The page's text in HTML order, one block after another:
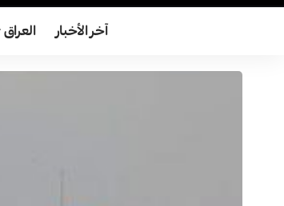
آخر الأخبار العراق